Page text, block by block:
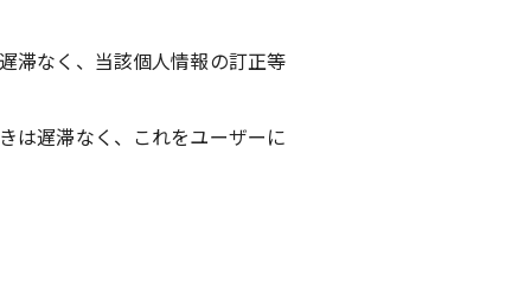
滞なく、当該個人情報の訂正等
は遅滞なく、これをユーザーに